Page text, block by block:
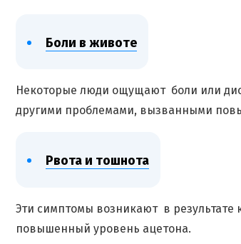
Боли в животе
Некоторые люди ощущают боли или
другими проблемами, вызванными
Рвота и тошнота
Эти симптомы возникают в результате
повышенный уровень ацетона.